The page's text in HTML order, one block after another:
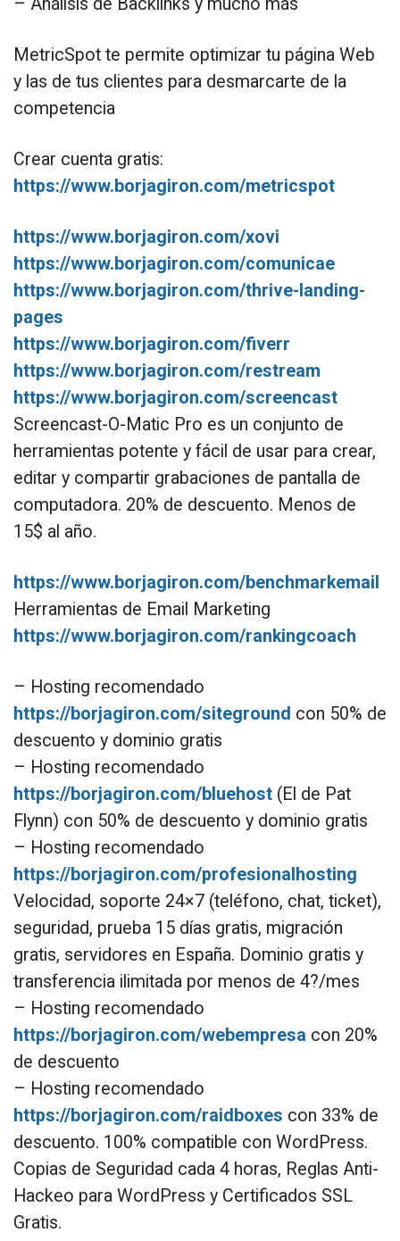
MetricSpot te permite optimizar tu página Web
y las de tus clientes para desmarcarte de la
competencia
Crear cuenta gratis:
https://www.borjagiron.com/metricspot
https://www.borjagiron.com/xovi
https://www.borjagiron.com/comunicae
https://www.borjagiron.com/thrive-landing-
pages
https://www.borjagiron.com/fiverr
https://www.borjagiron.com/restream
https://www.borjagiron.com/screencast
Screencast-O-Matic Pro es un conjunto de
herramientas potente y fácil de usar para crear,
editar y compartir grabaciones de pantalla de
computadora. 20% de descuento. Menos de
15$ al año.
https://www.borjagiron.com/benchmarkemail
Herramientas de Email Marketing
https://www.borjagiron.com/rankingcoach
– Hosting recomendado
https://borjagiron.com/siteground con 50% de
descuento y dominio gratis
– Hosting recomendado
https://borjagiron.com/bluehost (El de Pat
Flynn) con 50% de descuento y dominio gratis
– Hosting recomendado
https://borjagiron.com/profesionalhosting
Velocidad, soporte 24×7 (teléfono, chat, ticket),
seguridad, prueba 15 días gratis, migración
gratis, servidores en España. Dominio gratis y
transferencia ilimitada por menos de 4?/mes
– Hosting recomendado
https://borjagiron.com/webempresa con 20%
de descuento
– Hosting recomendado
https://borjagiron.com/raidboxes con 33% de
descuento. 100% compatible con WordPress.
Copias de Seguridad cada 4 horas, Reglas Anti-
Hackeo para WordPress y Certificados SSL
Gratis.